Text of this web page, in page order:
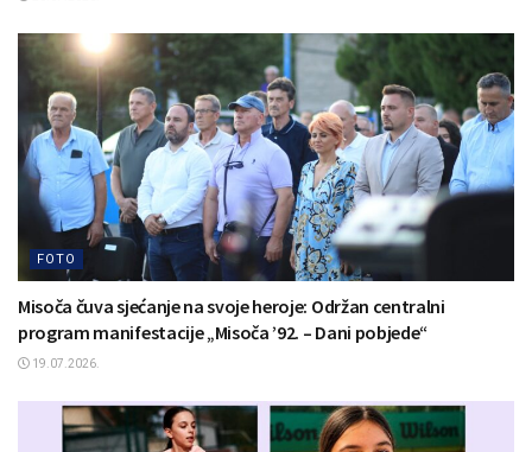
FOTO
Misoča čuva sjećanje na svoje heroje: Održan centralni
program manifestacije „Misoča ’92. – Dani pobjede“
19.07.2026.